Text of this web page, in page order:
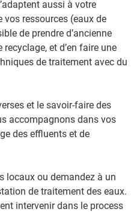
aussi à votre
ressources (eaux de
de prendre d’ancienne
et d’en faire une
de traitement avec du
et le savoir-faire des
accompagnons dans vos
des effluents et de
locaux ou demandez à un
de traitement des eaux.
intervenir dans le process